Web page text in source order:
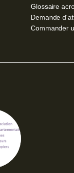
Glossaire
Demande
Commander